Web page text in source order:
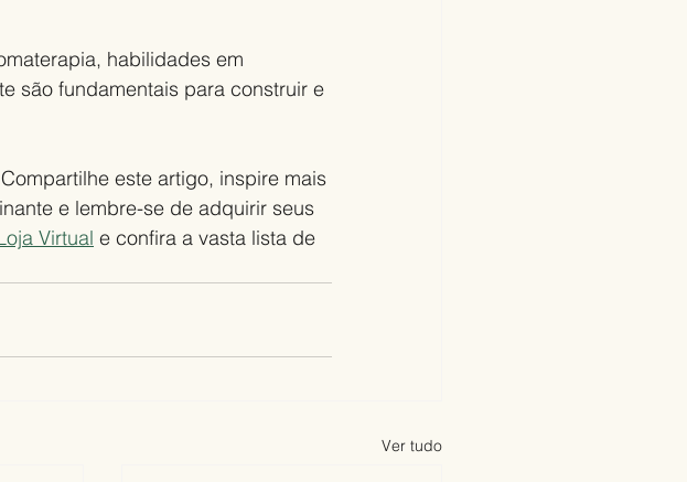
habilidades em
são fundamentais para construir e
este artigo, inspire mais
e lembre-se de adquirir seus
Virtual e confira a vasta lista de
Ver tudo